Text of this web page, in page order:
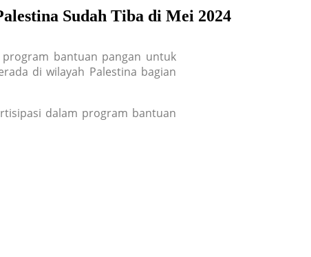
Sudah Tiba di Mei 2024
bantuan pangan untuk
di wilayah Palestina bagian
dalam program bantuan